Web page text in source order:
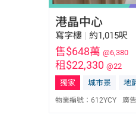
林美好
港晶中心
寫字樓 | 約1,015呎
售$648萬 @6,380
租$22,330 @22
獨家
城市景 地
物業編號： 612YCY 廣